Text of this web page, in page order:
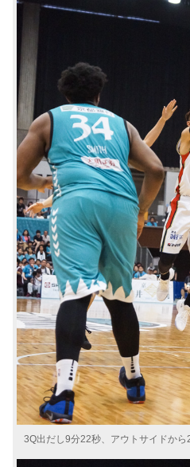
3Q出だし9分22秒、アウトサイドか